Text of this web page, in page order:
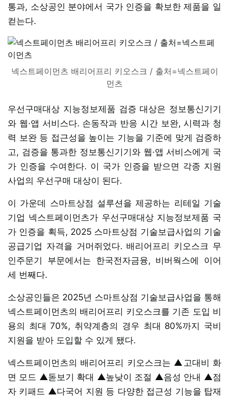
통과, 소상공인 분야에서 국가 인증을 확보한 제품을 일
컫는다.
넥스트페이먼츠 배리어프리 키오스크 / 출처=넥스트페이
먼츠
우선구매대상 지능정보제품 검증 대상은 정보통신기기
와 웹·앱 서비스다. 손동작과 반응 시간 보완, 시력과 청
력 보완 등 접근성을 높이는 기능을 기준에 맞게 검증하
고, 검증을 통과한 정보통신기기와 웹·앱 서비스에게 국
가 인증을 수여한다. 이 국가 인증을 받으면 각종 지원
사업의 우선구매 대상이 된다.
이 가운데 스마트상점 설루션을 제공하는 리테일 기술
기업 넥스트페이먼츠가 우선구매대상 지능정보제품 국
가 인증을 획득, 2025 스마트상점 기술보급사업의 기술
공급기업 자격을 거머쥐었다. 배리어프리 키오스크 무
인주문기 부문에서는 한국전자금융, 비버웍스에 이어
세 번째다.
소상공인들은 2025년 스마트상점 기술보급사업을 통해
넥스트페이먼츠의 배리어프리 키오스크를 기존 도입 비
용의 최대 70%, 취약계층의 경우 최대 80%까지 국비
지원을 받아 도입할 수 있게 됐다.
넥스트페이먼츠의 배리어프리 키오스크는 ▲고대비 화
면 모드 ▲돋보기 확대 ▲높낮이 조절 ▲음성 안내 ▲점
자 키패드 ▲다국어 지원 등 다양한 접근성 기능을 탑재